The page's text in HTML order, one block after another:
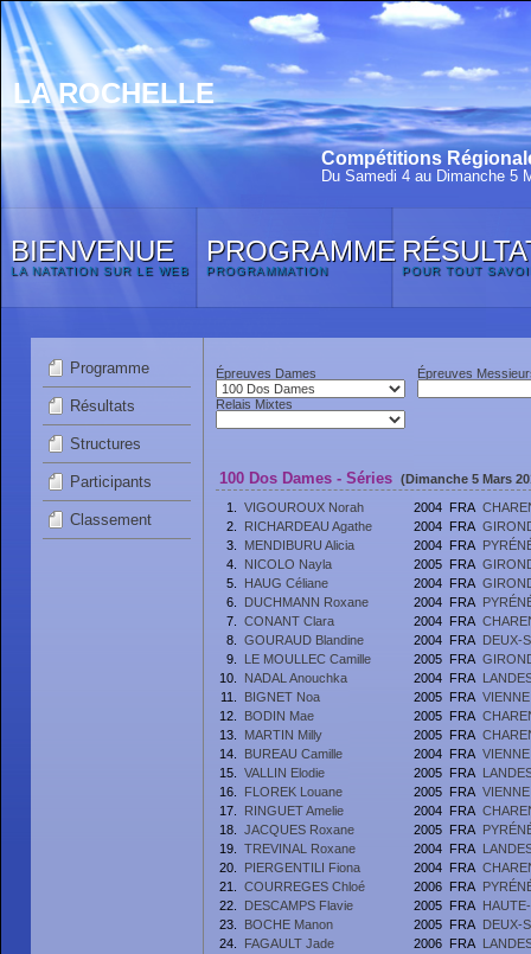
LA ROCHELLE
Compétitions
Du Samedi 4 au Dimanche 5
BIENVENUE
LA NATATION SUR LE WEB
PROGRAMME
PROGRAMMATION POUR TOUT
Programme
Résultats
Structures
Participants
Classement
Épreuves Dames Épreuves
Relais Mixtes
100 Dos Dames - Séries (Dimanche 5 Mars
1.
VIGOUROUX Norah 2004 FRA
2.
RICHARDEAU Agathe 2004 FRA
3.
MENDIBURU Alicia 2004 FRA
4.
NICOLO Nayla 2005 FRA
5.
HAUG Céliane 2004 FRA
6.
DUCHMANN Roxane 2004 FRA
7.
CONANT Clara 2004 FRA
8.
GOURAUD Blandine 2004 FRA DEUX-
9.
LE MOULLEC Camille 2005 FRA
10.
NADAL Anouchka 2004 FRA
11.
BIGNET Noa 2005 FRA VIENNE
12.
BODIN Mae 2005 FRA
13.
MARTIN Milly 2005 FRA
14.
BUREAU Camille 2004 FRA VIENNE
15.
VALLIN Elodie 2005 FRA
16.
FLOREK Louane 2005 FRA VIENNE
17.
RINGUET Amelie 2004 FRA
18.
JACQUES Roxane 2005 FRA
19.
TREVINAL Roxane 2004 FRA
20.
PIERGENTILI Fiona 2004 FRA
21.
COURREGES Chloé 2006 FRA
22.
DESCAMPS Flavie 2005 FRA
23.
BOCHE Manon 2005 FRA DEUX-
24.
FAGAULT Jade 2006 FRA